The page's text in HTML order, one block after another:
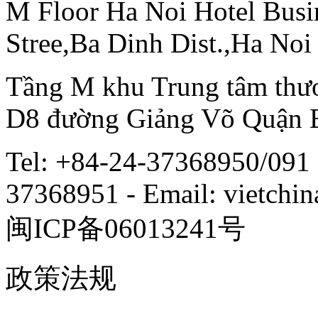
M Floor Ha Noi Hotel
Stree,Ba Dinh Dist.,Ha Noi
Tầng M khu Trung tâm
D8 đường Giảng Võ Quận
Tel: +84-24-37368950/
37368951 - Email:
闽ICP备06013241号
政策法规